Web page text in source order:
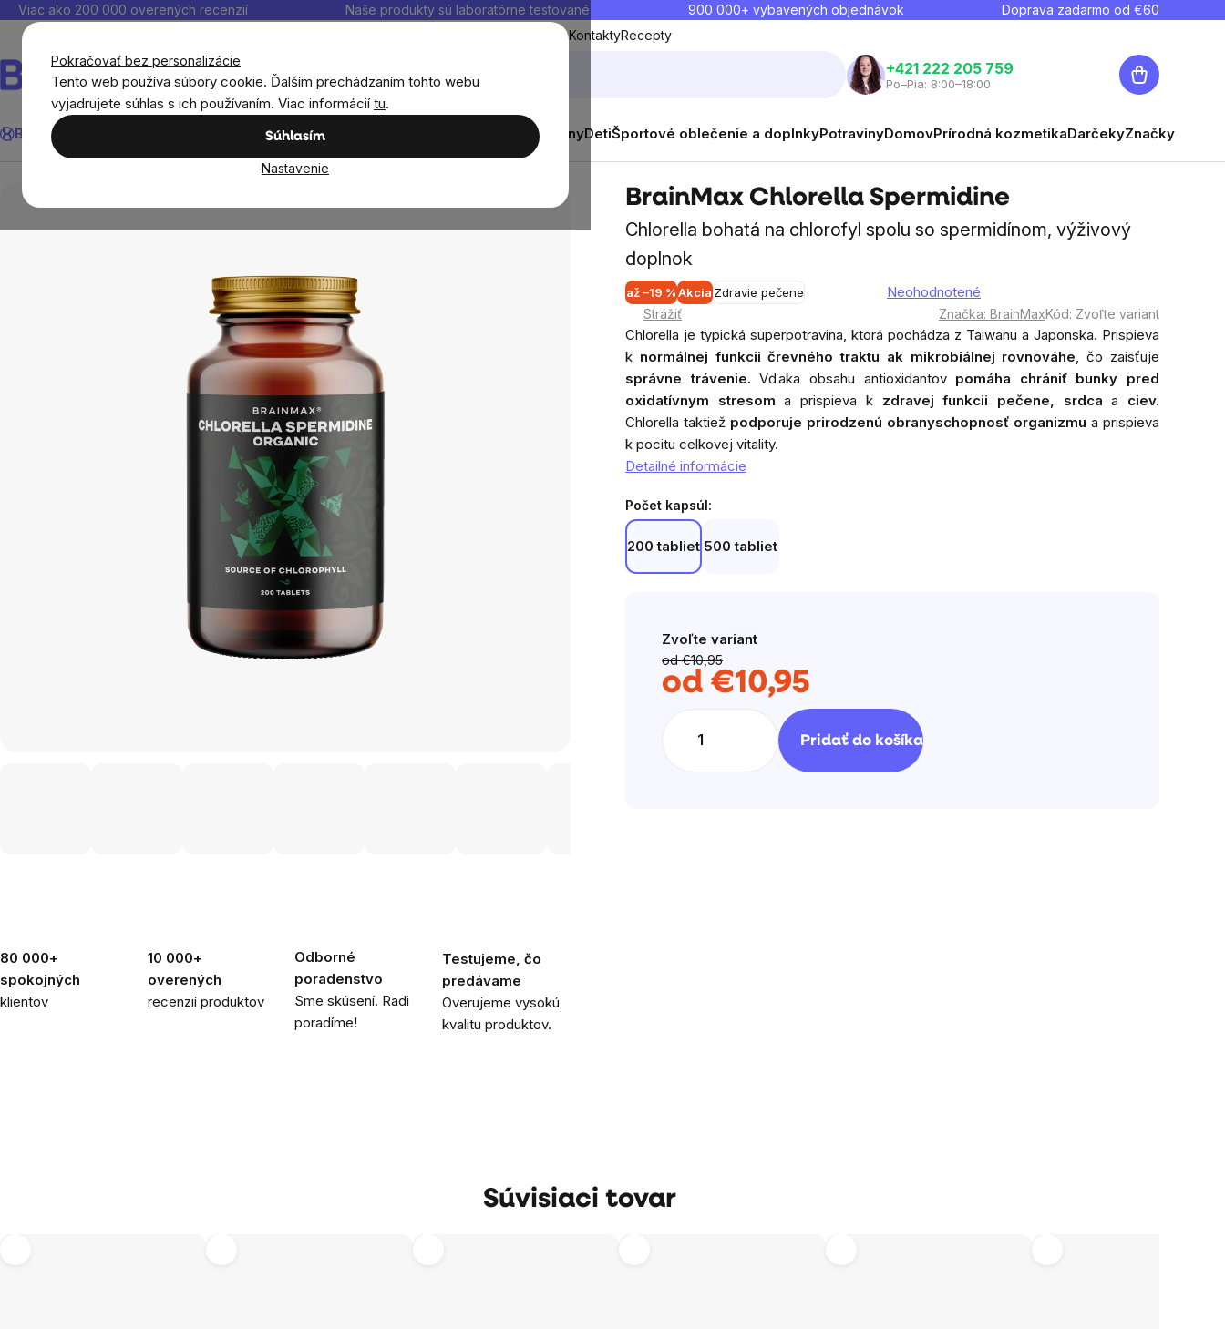
Pokračovať bez personalizácie
Tento web používa súbory cookie. Ďalším prechádzaním tohto webu
vyjadrujete súhlas s ich používaním. Viac informácií tu.
Súhlasím
Nastavenie
PrejsťViac ako 200 000 overených recenzií Naše produkty sú laboratórne testované 900 000+ vybavených objednávok Doprava zadarmo od €60
Doprava a platbaKontaktyRecepty
Hľadať
+421 222 205 759
Po–Pia: 8:00–18:00
Nákupný
košík
BrainMax® Výživové doplnky Muži ŽenyDetiŠportové oblečenie a doplnkyPotravinyDomovPrírodná kozmetikaDarčekyZnačky
BrainMax Chlorella Spermidine
BrainMax Chlorella Spermidine
Chlorella bohatá na chlorofyl spolu so spermidínom, výživový
doplnok
až –19 %Akcia Zdravie pečene
produktu
je
0,0
z
5
Neohodnotené
80 000+
spokojných
klientov
10 000+
overených
recenzií produktov
Odborné
poradenstvo
Sme skúsení. Radi
poradíme!
Testujeme, čo
predávame
Overujeme vysokú
kvalitu produktov.
Strážiť Značka: BrainMaxKód: Zvoľte variant
Chlorella je typická superpotravina, ktorá pochádza z Taiwanu a Japonska. Prispieva
k normálnej funkcii črevného traktu ak mikrobiálnej rovnováhe, čo zaisťuje
správne trávenie. Vďaka obsahu antioxidantov pomáha chrániť bunky pred
oxidatívnym stresom a prispieva k zdravej funkcii pečene, srdca a ciev.
Chlorella taktiež podporuje prirodzenú obranyschopnosť organizmu a prispieva
k pocitu celkovej vitality.
Detailné informácie
Počet kapsúl:
200 tabliet 500 tabliet
Zvoľte variant
od €10,95
od €10,95
cena:
Pridať do košíka
Súvisiaci tovar